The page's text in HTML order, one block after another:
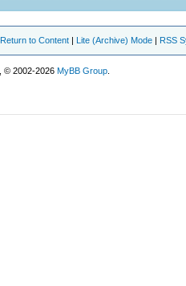
Return to Content | Lite (Archive) Mode | RSS
, © 2002-2026MyBB Group